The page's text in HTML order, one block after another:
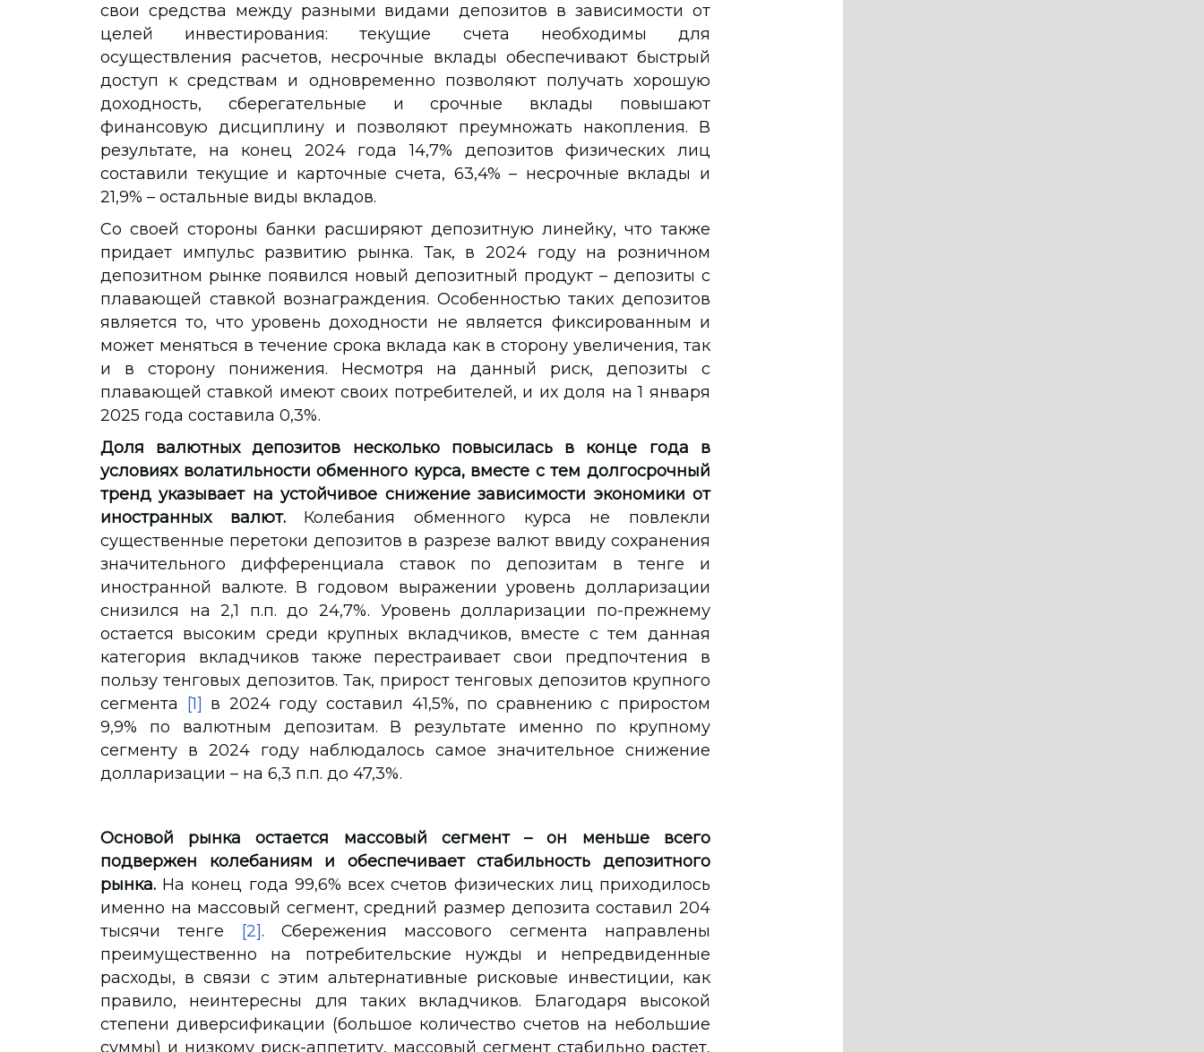
свои средства между разными видами депозитов в зависимости от
целей инвестирования: текущие счета необходимы для
осуществления расчетов, несрочные вклады обеспечивают быстрый
доступ к средствам и одновременно позволяют получать хорошую
доходность, сберегательные и срочные вклады повышают
финансовую дисциплину и позволяют преумножать накопления. В
результате, на конец 2024 года 14,7% депозитов физических лиц
составили текущие и карточные счета, 63,4% – несрочные вклады и
21,9% – остальные виды вкладов.
Со своей стороны банки расширяют депозитную линейку, что также
придает импульс развитию рынка. Так, в 2024 году на розничном
депозитном рынке появился новый депозитный продукт – депозиты с
плавающей ставкой вознаграждения. Особенностью таких депозитов
является то, что уровень доходности не является фиксированным и
может меняться в течение срока вклада как в сторону увеличения, так
и в сторону понижения. Несмотря на данный риск, депозиты с
плавающей ставкой имеют своих потребителей, и их доля на 1 января
2025 года составила 0,3%.
Доля валютных депозитов несколько повысилась в конце года в
условиях волатильности обменного курса, вместе с тем долгосрочный
тренд указывает на устойчивое снижение зависимости экономики от
иностранных валют.Колебания обменного курса не повлекли
существенные перетоки депозитов в разрезе валют ввиду сохранения
значительного дифференциала ставок по депозитам в тенге и
иностранной валюте. В годовом выражении уровень долларизации
снизился на 2,1 п.п. до 24,7%. Уровень долларизации по-прежнему
остается высоким среди крупных вкладчиков, вместе с тем данная
категория вкладчиков также перестраивает свои предпочтения в
пользу тенговых депозитов. Так, прирост тенговых депозитов крупного
сегмента
[1] в 2024 году составил 41,5%, по сравнению с приростом
9,9% по валютным депозитам. В результате именно по крупному
сегменту в 2024 году наблюдалось самое значительное снижение
долларизации – на 6,3 п.п. до 47,3%.
Основой рынка остается массовый сегмент – он меньше всего
подвержен колебаниям и обеспечивает стабильность депозитного
рынка. На конец года 99,6% всех счетов физических лиц приходилось
именно на массовый сегмент, средний размер депозита составил 204
тысячи тенге
[2]. Сбережения массового сегмента направлены
преимущественно на потребительские нужды и непредвиденные
расходы, в связи с этим альтернативные рисковые инвестиции, как
правило, неинтересны для таких вкладчиков. Благодаря высокой
степени диверсификации (большое количество счетов на небольшие
суммы) и низкому риск-аппетиту, массовый сегмент стабильно растет,